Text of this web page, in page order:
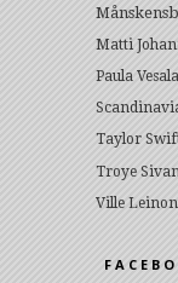
Matti
Paula Vesala
Taylor
Troye
Ville